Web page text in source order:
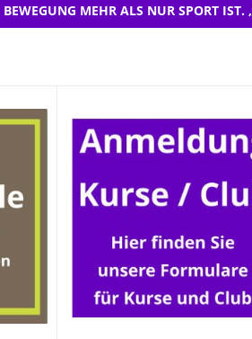
MEHR ALS NUR SPORT